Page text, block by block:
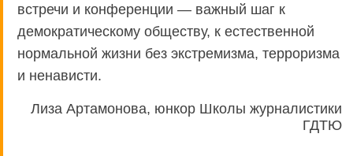
встречи и конференции — важный шаг к
демократическому обществу, к естественной
нормальной жизни без экстремизма, терроризма
и ненависти.
Лиза Артамонова, юнкор Школы журналистики
ГДТЮ